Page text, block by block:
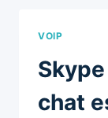
VOIP
chat